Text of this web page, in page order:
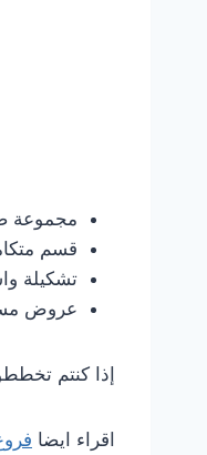
مجموعة
قسم
تشكيلة
عروض
إذا كنتم
اقراء ايضا